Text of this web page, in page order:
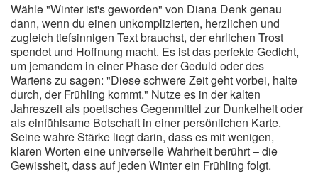
Wähle "Winter ist's geworden" von Diana Denk genau
dann, wenn du einen unkomplizierten, herzlichen und
zugleich tiefsinnigen Text brauchst, der ehrlichen Trost
spendet und Hoffnung macht. Es ist das perfekte Gedicht,
um jemandem in einer Phase der Geduld oder des
Wartens zu sagen: "Diese schwere Zeit geht vorbei, halte
durch, der Frühling kommt." Nutze es in der kalten
Jahreszeit als poetisches Gegenmittel zur Dunkelheit oder
als einfühlsame Botschaft in einer persönlichen Karte.
Seine wahre Stärke liegt darin, dass es mit wenigen,
klaren Worten eine universelle Wahrheit berührt – die
Gewissheit, dass auf jeden Winter ein Frühling folgt.